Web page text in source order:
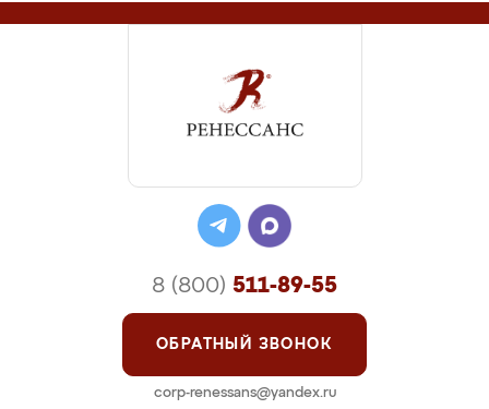
8 (800) 511-89-55
ОБРАТНЫЙ ЗВОНОК
corp-renessans@yandex.ru